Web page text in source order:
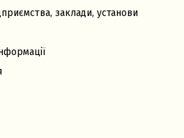
заклади, установи